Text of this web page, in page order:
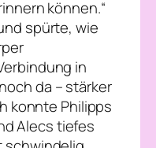
können.“
spürte, wie
in
da – stärker
konnte Philipps
Alecs tiefes